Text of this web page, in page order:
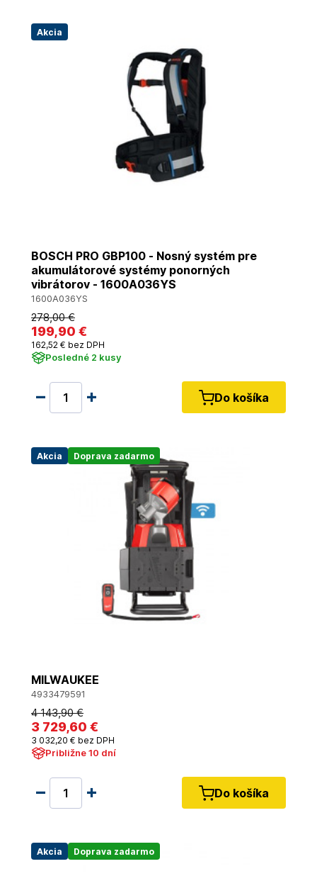
Akcia
BOSCH PRO GBP100 - Nosný systém pre
akumulátorové systémy ponorných
vibrátorov - 1600A036YS
1600A036YS
278,00 €
199,90 €
162,52 € bez DPH
Posledné 2 kusy
Do košíka
Akcia Doprava zadarmo
MILWAUKEE
4933479591
4 143,90 €
3 729,60 €
3 032,20 € bez DPH
Približne 10 dní
Do košíka
Akcia Doprava zadarmo